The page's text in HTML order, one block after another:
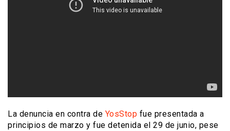
La denuncia en contra de YosStop fue presentada a
principios de marzo y fue detenida el 29 de junio, pese